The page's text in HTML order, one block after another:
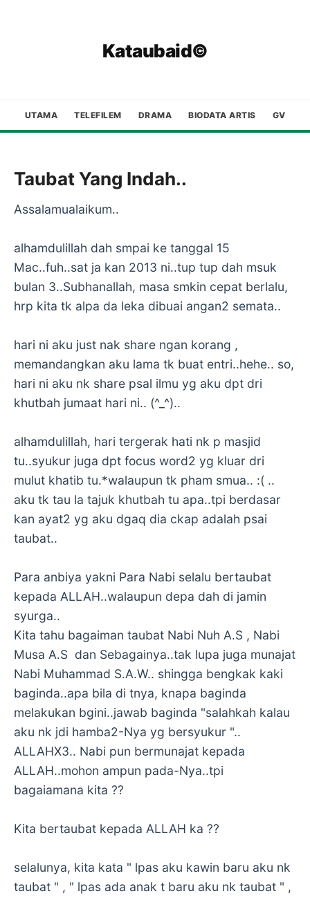
Kataubaid©
UTAMA TELEFILEM DRAMA BIODATA ARTIS GV
Taubat Yang Indah..
Assalamualaikum..
alhamdulillah dah smpai ke tanggal 15
Mac..fuh..sat ja kan 2013 ni..tup tup dah msuk
bulan 3..Subhanallah, masa smkin cepat berlalu,
hrp kita tk alpa da leka dibuai angan2 semata..
hari ni aku just nak share ngan korang ,
memandangkan aku lama tk buat entri..hehe.. so,
hari ni aku nk share psal ilmu yg aku dpt dri
khutbah jumaat hari ni.. (^_^)..
alhamdulillah, hari tergerak hati nk p masjid
tu..syukur juga dpt focus word2 yg kluar dri
mulut khatib tu.*walaupun tk pham smua.. :( ..
aku tk tau la tajuk khutbah tu apa..tpi berdasar
kan ayat2 yg aku dgaq dia ckap adalah psai
taubat..
Para anbiya yakni Para Nabi selalu bertaubat
kepada ALLAH..walaupun depa dah di jamin
syurga..
Kita tahu bagaiman taubat Nabi Nuh A.S , Nabi
Musa A.S dan Sebagainya..tak lupa juga munajat
Nabi Muhammad S.A.W.. shingga bengkak kaki
baginda..apa bila di tnya, knapa baginda
melakukan bgini..jawab baginda "salahkah kalau
aku nk jdi hamba2-Nya yg bersyukur "..
ALLAHX3.. Nabi pun bermunajat kepada
ALLAH..mohon ampun pada-Nya..tpi
bagaiamana kita ??
Kita bertaubat kepada ALLAH ka ??
selalunya, kita kata " lpas aku kawin baru aku nk
taubat " , " lpas ada anak t baru aku nk taubat " ,